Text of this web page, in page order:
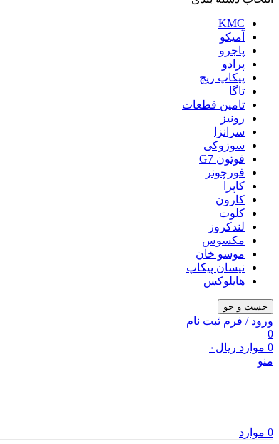
KMC
آمیکو
پاجرو
پرادو
پیکاپ ریچ
تاگا
تامین قطعات
رونیز
سرانزا
سوزوکی
فوتون G7
فورچونر
کاپرا
کارون
کلوت
لندکروز
مکسوس
موسو خان
نیسان پیکاپ
هایلوکس
جست و جو
ورود / فرم ثبت نام
0
0 موارد ریال ۰
منو
0 موارد